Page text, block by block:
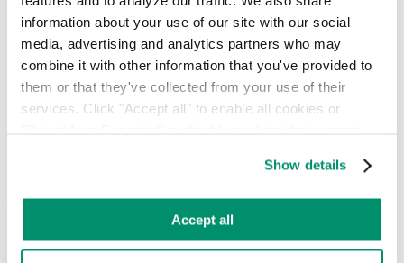
information about your use of our site with our social
media, advertising and analytics partners who may
combine it with other information that you've provided to
them or that they've collected from your use of their
services. Click "Accept all" to enable all cookies or
preferences by toggling the different kinds of cookies.
Privacy Policy.
Show details
Accept all
القديمة في بطانية مريحة وموروثة للاستمتاع بالذكريات بطريقة
جديدة تماماً.
لا يتطلب الأمر صانع لحاف متقدم لتجميع هذه البطانية القابلة لإعادة
الاستخدام. فجميع المواد موجودة عادةً في المنازل - قمصان وبطانية
وملاءة وبقايا خيوط وخيوط من مشاريع خياطة سابقة والوقت. هذا